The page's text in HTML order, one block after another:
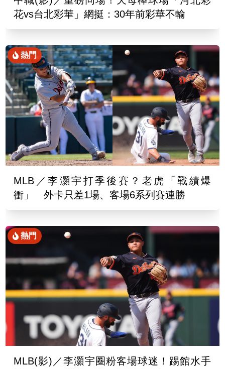
花vs台北彩華」網挺：30年前彩華不輸
熱門
MLB／李灝宇打季後賽？老虎「戰績爆
衝」 外卡只差1場、客場6系列賽連勝
熱門
MLB(影)／李灝宇圈粉客場球迷！踢館水手